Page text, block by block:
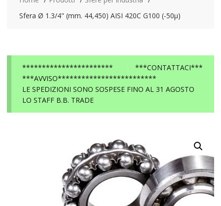
Sfera Ø 1.3/4" (mm. 44,450) AISI 420C G100 (-50µ)
***CONTATTACI***
***********************
***AVVISO*************************
LE SPEDIZIONI SONO SOSPESE FINO AL 31 AGOSTO
LO STAFF B.B. TRADE